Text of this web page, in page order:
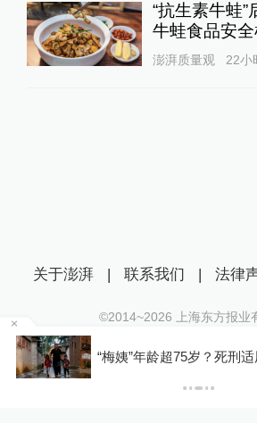
“抗生素牛蛙
牛蛙食品安
澎湃质量观 22小
“梅姨”年龄超75岁？死刑
关于澎湃 | 联系我们 | 法律
©2014~2026 上海东方报业
沪ICP证：沪B2-20170116 | 沪ICP
互联网新闻信息服务许可证：
沪公网安备